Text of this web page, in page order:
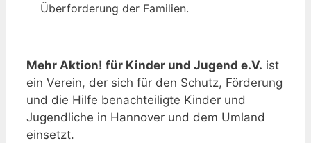
Überforderung der Familien.
Mehr Aktion! für Kinder und Jugend e.V. ist
ein Verein, der sich für den Schutz, Förderung
und die Hilfe benachteiligte Kinder und
Jugendliche in Hannover und dem Umland
einsetzt.